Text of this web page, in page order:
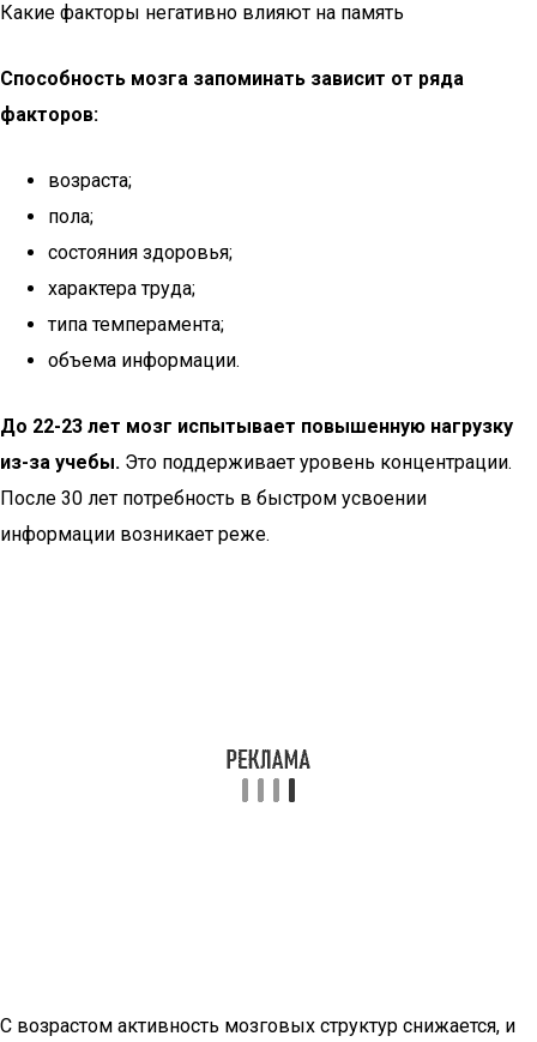
Какие факторы негативно влияют на память
Способность мозга запоминать зависит от ряда
факторов:
возраста;
пола;
состояния здоровья;
характера труда;
типа темперамента;
объема информации.
До 22-23 лет мозг испытывает повышенную нагрузку
из-за учебы. Это поддерживает уровень концентрации.
После 30 лет потребность в быстром усвоении
информации возникает реже.
С возрастом активность мозговых структур снижается, и